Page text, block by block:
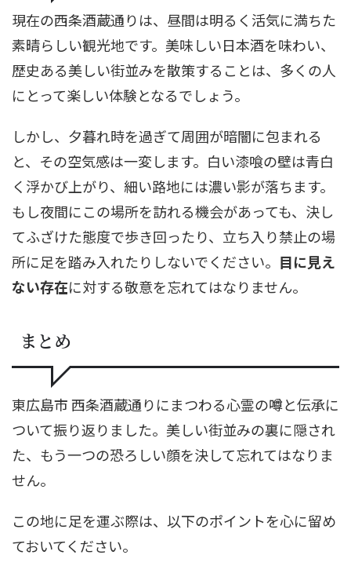
現在の西条酒蔵通りは、昼間は明るく活気に満ちた
素晴らしい観光地です。美味しい日本酒を味わい、
歴史ある美しい街並みを散策することは、多くの人
にとって楽しい体験となるでしょう。
しかし、夕暮れ時を過ぎて周囲が暗闇に包まれる
と、その空気感は一変します。白い漆喰の壁は青白
く浮かび上がり、細い路地には濃い影が落ちます。
もし夜間にこの場所を訪れる機会があっても、決し
てふざけた態度で歩き回ったり、立ち入り禁止の場
所に足を踏み入れたりしないでください。 目に見え
ない存在に対する敬意を忘れてはなりません。
まとめ
東広島市 西条酒蔵通りにまつわる心霊の噂と伝承に
ついて振り返りました。美しい街並みの裏に隠され
た、もう一つの恐ろしい顔を決して忘れてはなりま
せん。
この地に足を運ぶ際は、以下のポイントを心に留め
ておいてください。